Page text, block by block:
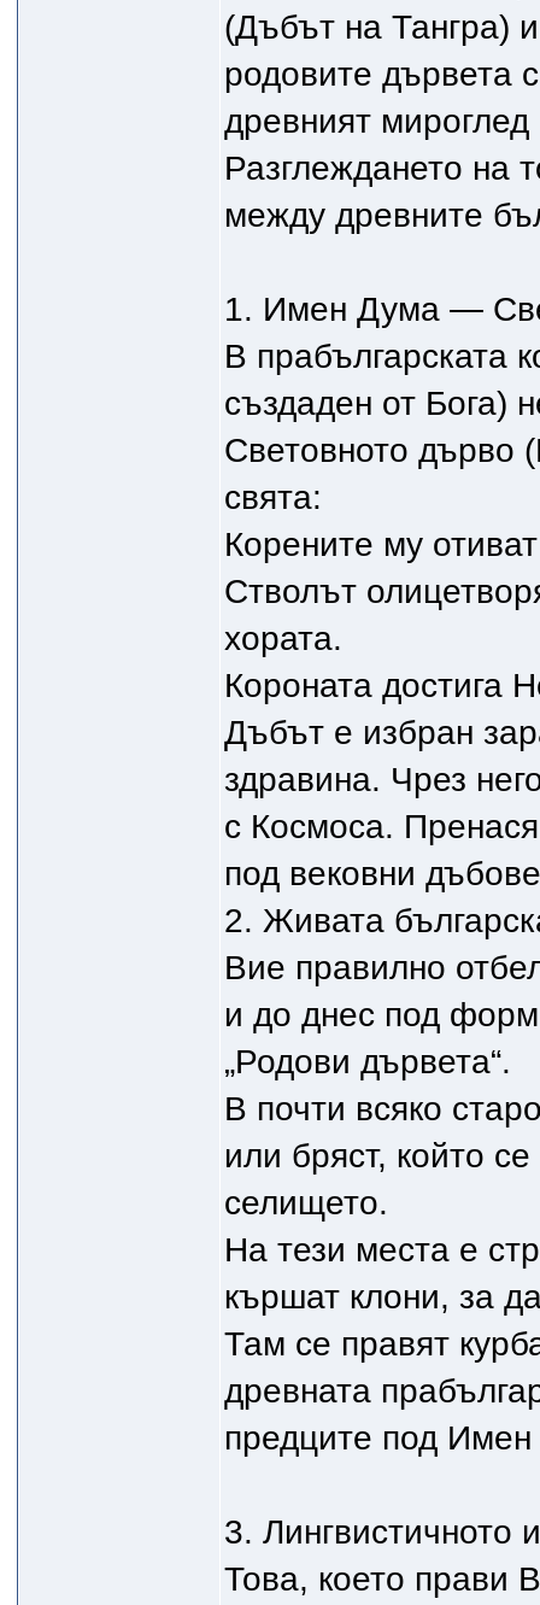
(Дъбът на Тангра)
родовите дървета
древният
Разглеждането на
между древните
1. Имен Дума —
В прабългарската
създаден от Бога)
Световното дърво
свята:
Корените му
Стволът
хората.
Короната достига
Дъбът е избран
здравина. Чрез
с Космоса.
под вековни
2. Живата
Вие правилно
и до днес под
„Родови дървета“.
В почти всяко
или бряст, който
селището.
На тези места е
кършат клони, за
Там се правят
древната
предците под
3. Лингвистичното
Това, което прави